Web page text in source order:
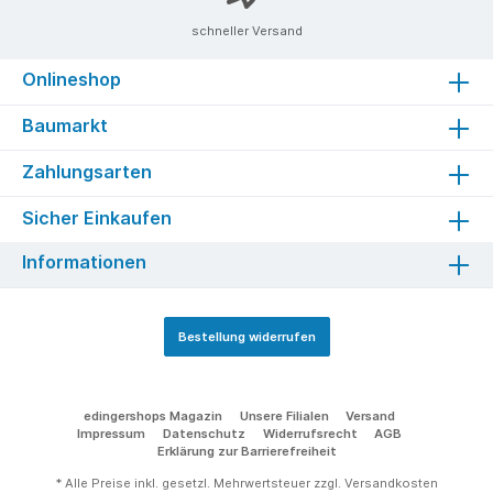
schneller Versand
Onlineshop
Baumarkt
Zahlungsarten
Sicher Einkaufen
Informationen
Bestellung widerrufen
edingershops Magazin Unsere Filialen
Versand
Impressum
Datenschutz Widerrufsrecht
AGB
Erklärung zur Barrierefreiheit
* Alle Preise inkl. gesetzl. Mehrwertsteuer zzgl. Versandkosten